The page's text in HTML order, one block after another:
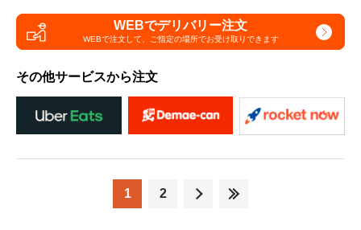
WEBでデリバリー注文
WEBで注文して、 ご指定の場所でお受け取りできます
その他サービスから注文
1 2